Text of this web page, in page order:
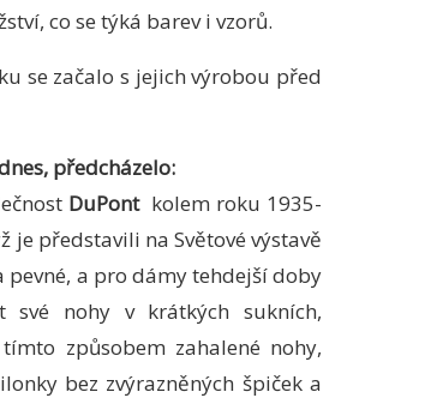
co se týká barev i vzorů.
se začalo s jejich výrobou před
předcházelo:
DuPont kolem roku 1935-
je představili na Světové výstavě
pevné, a pro dámy tehdejší doby
své nohy v krátkých sukních,
způsobem zahalené nohy,
bez zvýrazněných špiček a